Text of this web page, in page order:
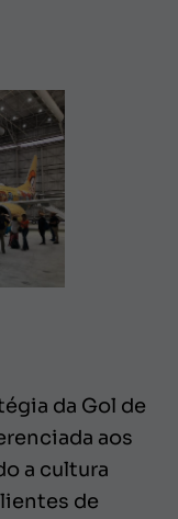
da Gol de
aos
a cultura
de